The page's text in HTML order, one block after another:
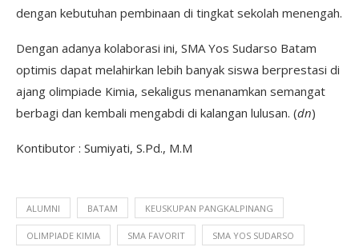
dengan kebutuhan pembinaan di tingkat sekolah menengah.
Dengan adanya kolaborasi ini, SMA Yos Sudarso Batam
optimis dapat melahirkan lebih banyak siswa berprestasi di
ajang olimpiade Kimia, sekaligus menanamkan semangat
berbagi dan kembali mengabdi di kalangan lulusan. (dn)
Kontibutor : Sumiyati, S.Pd., M.M
ALUMNI BATAM KEUSKUPAN PANGKALPINANG
OLIMPIADE KIMIA SMA FAVORIT SMA YOS SUDARSO